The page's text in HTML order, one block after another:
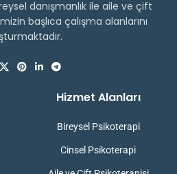
danışmanlık ile aile ve çift
başlıca çalışma alanlarını
Hizmet Alanları
Bireysel Psikoterapi
Cinsel Psikoterapi